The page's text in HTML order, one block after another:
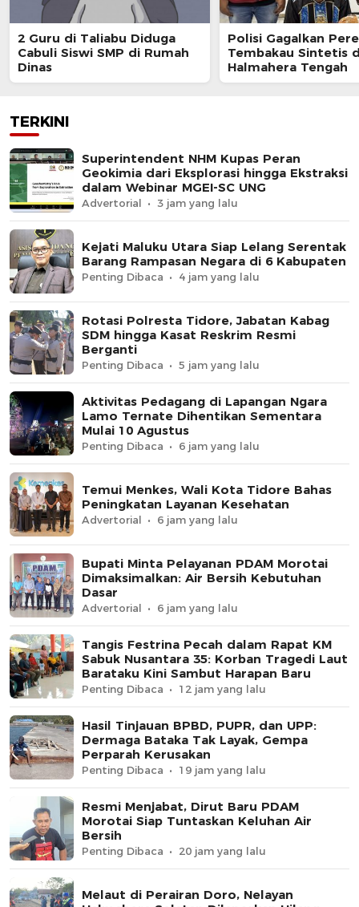
2 Guru di Taliabu Diduga
Cabuli Siswi SMP di Rumah
Dinas
Polisi Gagalkan
Tembakau Sintetis
Halmahera Tengah
TERKINI
Superintendent NHM Kupas Peran
Geokimia dari Eksplorasi hingga Ekstraksi
dalam Webinar MGEI-SC UNG
Advertorial 3 jam yang lalu
Kejati Maluku Utara Siap Lelang Serentak
Barang Rampasan Negara di 6 Kabupaten
Penting Dibaca 4 jam yang lalu
Rotasi Polresta Tidore, Jabatan Kabag
SDM hingga Kasat Reskrim Resmi
Berganti
Penting Dibaca 5 jam yang lalu
Aktivitas Pedagang di Lapangan Ngara
Lamo Ternate Dihentikan Sementara
Mulai 10 Agustus
Penting Dibaca 6 jam yang lalu
Temui Menkes, Wali Kota Tidore Bahas
Peningkatan Layanan Kesehatan
Advertorial 6 jam yang lalu
Bupati Minta Pelayanan PDAM Morotai
Dimaksimalkan: Air Bersih Kebutuhan
Dasar
Advertorial 6 jam yang lalu
Tangis Festrina Pecah dalam Rapat KM
Sabuk Nusantara 35: Korban Tragedi Laut
Barataku Kini Sambut Harapan Baru
Penting Dibaca 12 jam yang lalu
Hasil Tinjauan BPBD, PUPR, dan UPP:
Dermaga Bataka Tak Layak, Gempa
Perparah Kerusakan
Penting Dibaca 19 jam yang lalu
Resmi Menjabat, Dirut Baru PDAM
Morotai Siap Tuntaskan Keluhan Air
Bersih
Penting Dibaca 20 jam yang lalu
Melaut di Perairan Doro, Nelayan